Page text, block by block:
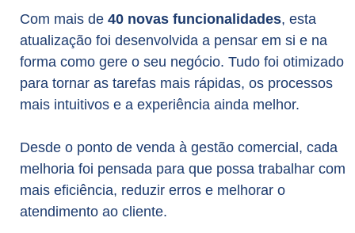
Com mais de 40 novas funcionalidades, esta
atualização foi desenvolvida a pensar em si e na
forma como gere o seu negócio. Tudo foi otimizado
para tornar as tarefas mais rápidas, os processos
mais intuitivos e a experiência ainda melhor.
Desde o ponto de venda à gestão comercial, cada
melhoria foi pensada para que possa trabalhar com
mais eficiência, reduzir erros e melhorar o
atendimento ao cliente.